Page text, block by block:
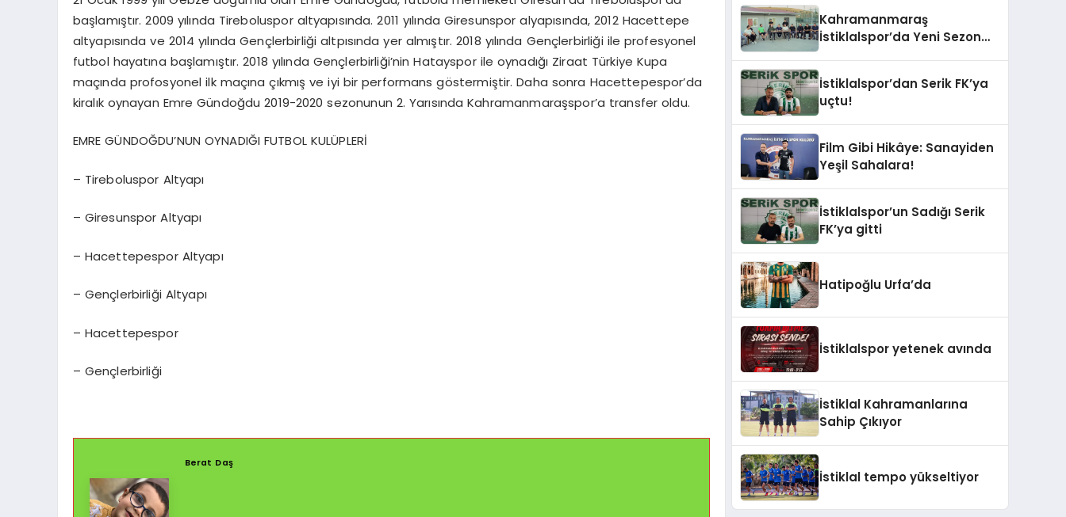
başlamıştır. 2009 yılında Tireboluspor altyapısında. 2011 yılında Giresunspor alyapısında, 2012 Hacettepe
altyapısında ve 2014 yılında Gençlerbirliği altpısında yer almıştır. 2018 yılında Gençlerbirliği ile profesyonel
futbol hayatına başlamıştır. 2018 yılında Gençlerbirliği’nin Hatayspor ile oynadığı Ziraat Türkiye Kupa
maçında profosyonel ilk maçına çıkmış ve iyi bir performans göstermiştir. Daha sonra Hacettepespor’da
kiralık oynayan Emre Gündoğdu 2019-2020 sezonunun 2. Yarısında Kahramanmaraşspor’a transfer oldu.
EMRE GÜNDOĞDU’NUN OYNADIĞI FUTBOL KULÜPLERİ
– Tireboluspor Altyapı
– Giresunspor Altyapı
– Hacettepespor Altyapı
– Gençlerbirliği Altyapı
– Hacettepespor
– Gençlerbirliği
Berat Daş
Kahramanmaraş
İstiklalspor’da Yeni Sezon
İstiklalspor’dan Serik FK’ya
uçtu!
Film Gibi Hikâye: Sanayiden
Yeşil Sahalara!
İstiklalspor’un Sadığı Serik
FK’ya gitti
Hatipoğlu Urfa’da
İstiklalspor yetenek avında
İstiklal Kahramanlarına
Sahip Çıkıyor
İstiklal tempo yükseltiyor